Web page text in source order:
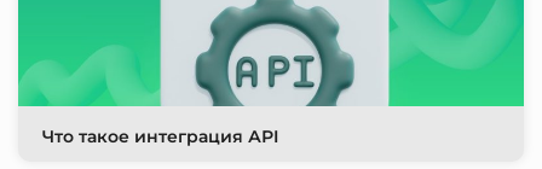
Что такое интеграция АРI